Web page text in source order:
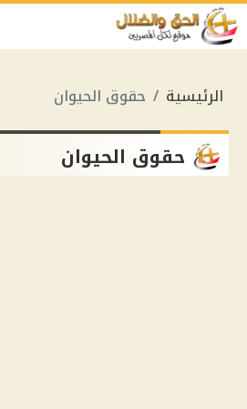
الرئيسية حقوق الحيوان
حقوق الحيوان